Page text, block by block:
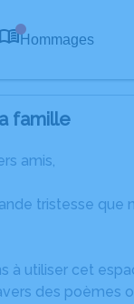
Hommages
famille
amis,
tristesse
à utiliser cet
des poèmes